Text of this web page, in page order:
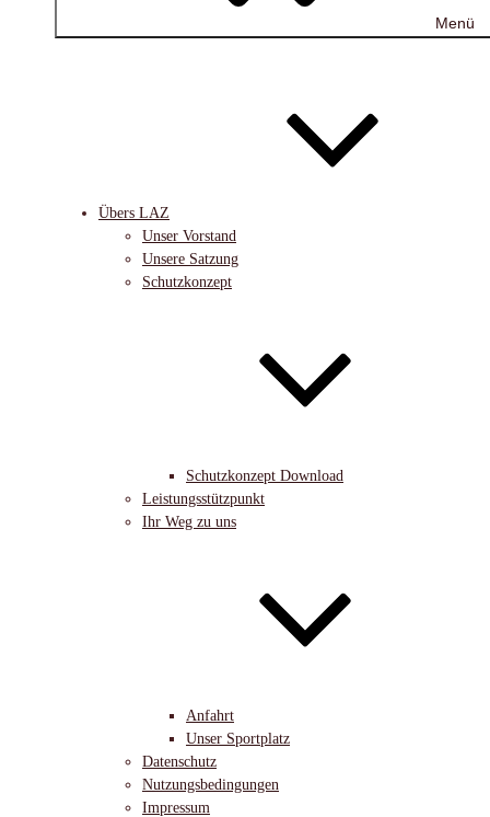
Menü
Übers LAZ
Unser Vorstand
Unsere Satzung
Schutzkonzept
Schutzkonzept Download
Leistungsstützpunkt
Ihr Weg zu uns
Anfahrt
Unser Sportplatz
Datenschutz
Nutzungsbedingungen
Impressum